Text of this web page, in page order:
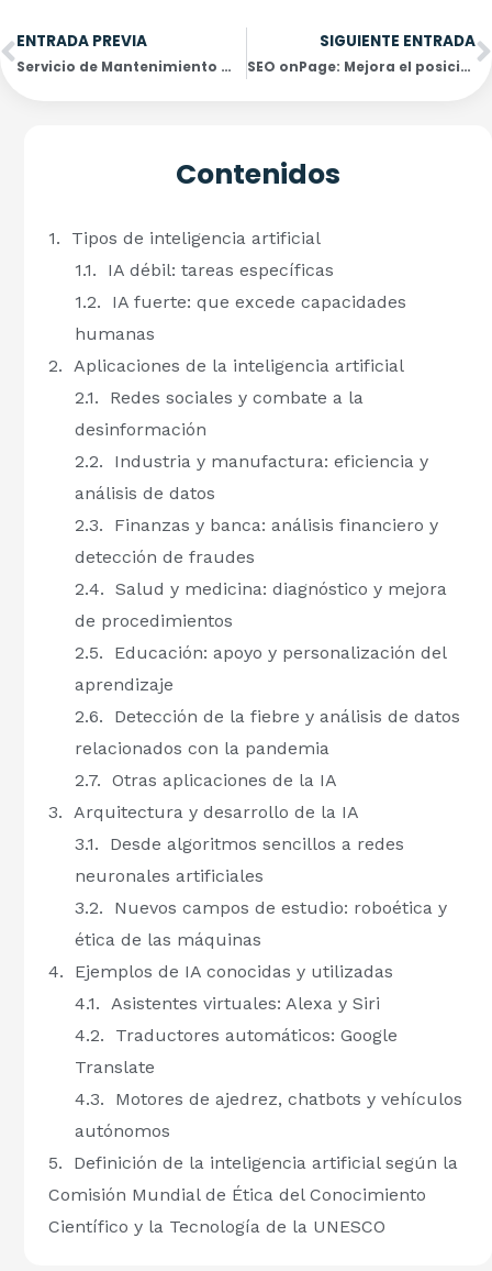
Ant
ENTRADA PREVIA
Servicio de Mantenimiento WordPress: Garantiza la Actualización y Seguridad de tu Sitio Web
SIGUIENTE ENTRADA
SEO onPage: Mejora el posicionamiento de tu web con estrategias onsite
Contenidos
Tipos de inteligencia artificial
IA débil: tareas específicas
IA fuerte: que excede capacidades
humanas
Aplicaciones de la inteligencia artificial
Redes sociales y combate a la
desinformación
Industria y manufactura: eficiencia y
análisis de datos
Finanzas y banca: análisis financiero y
detección de fraudes
Salud y medicina: diagnóstico y mejora
de procedimientos
Educación: apoyo y personalización del
aprendizaje
Detección de la fiebre y análisis de datos
relacionados con la pandemia
Otras aplicaciones de la IA
Arquitectura y desarrollo de la IA
Desde algoritmos sencillos a redes
neuronales artificiales
Nuevos campos de estudio: roboética y
ética de las máquinas
Ejemplos de IA conocidas y utilizadas
Asistentes virtuales: Alexa y Siri
Traductores automáticos: Google
Translate
Motores de ajedrez, chatbots y vehículos
autónomos
Definición de la inteligencia artificial según la
Comisión Mundial de Ética del Conocimiento
Científico y la Tecnología de la UNESCO